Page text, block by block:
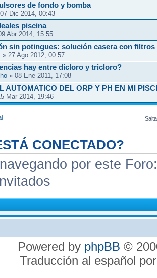
de fondo y bomba
Dic 2014, 00:43
piscina
Abr 2014, 15:55
sin potingues: solución casera con filtros
» 27 Ago 2012, 00:57
hay entre dicloro y tricloro?
» 08 Ene 2011, 17:08
AUTOMATICO DEL ORP Y PH EN MI
Mar 2014, 19:46
CONECTADO?
por este
Powered by phpBB ©
Traducción al español